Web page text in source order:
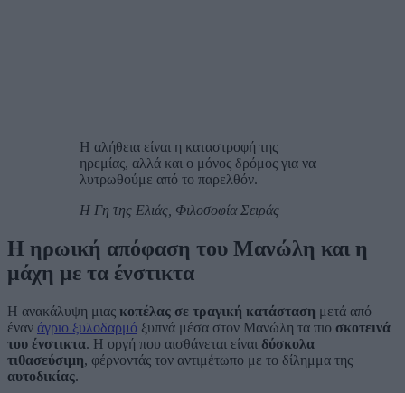
Η αλήθεια είναι η καταστροφή της
ηρεμίας, αλλά και ο μόνος δρόμος για να
λυτρωθούμε από το παρελθόν.
Η Γη της Ελιάς, Φιλοσοφία Σειράς
Η ηρωική απόφαση του Μανώλη και η
μάχη με τα ένστικτα
Η ανακάλυψη μιας κοπέλας σε τραγική κατάσταση μετά από
έναν άγριο ξυλοδαρμό ξυπνά μέσα στον Μανώλη τα πιο σκοτεινά
του ένστικτα. Η οργή που αισθάνεται είναι δύσκολα
τιθασεύσιμη, φέρνοντάς τον αντιμέτωπο με το δίλημμα της
αυτοδικίας.